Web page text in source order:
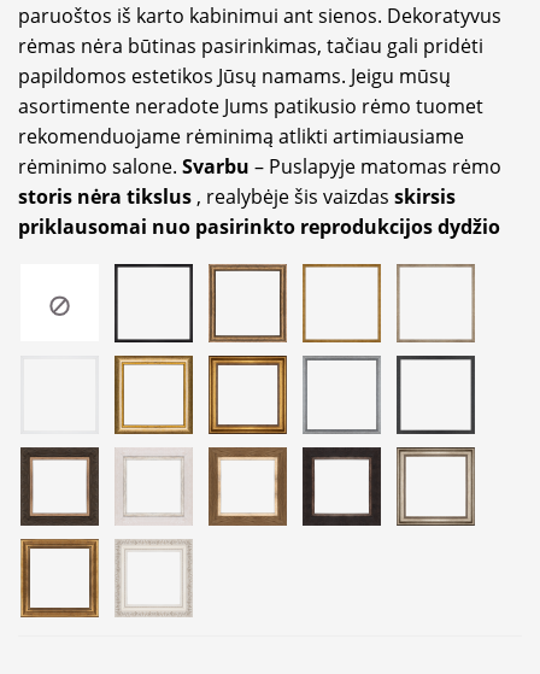
paruoštos iš karto kabinimui ant sienos. Dekoratyvus
rėmas nėra būtinas pasirinkimas, tačiau gali pridėti
papildomos estetikos Jūsų namams. Jeigu mūsų
asortimente neradote Jums patikusio rėmo tuomet
rekomenduojame rėminimą atlikti artimiausiame
rėminimo salone. Svarbu – Puslapyje matomas rėmo
storis nėra tikslus , realybėje šis vaizdas skirsis
priklausomai nuo pasirinkto reprodukcijos dydžio